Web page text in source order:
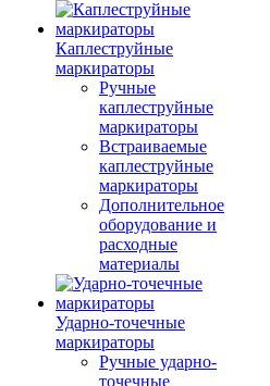
Каплеструйные
маркираторы
Ручные
каплеструйные
маркираторы
Встраиваемые
каплеструйные
маркираторы
Дополнительное
оборудование и
расходные
материалы
Ударно-точечные
маркираторы
Ручные ударно-
точечные